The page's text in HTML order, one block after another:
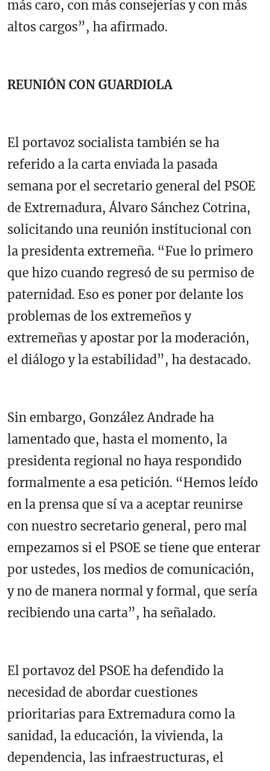
más caro, con más consejerías y con más
altos cargos”, ha afirmado.
REUNIÓN CON GUARDIOLA
El portavoz socialista también se ha
referido a la carta enviada la pasada
semana por el secretario general del PSOE
de Extremadura, Álvaro Sánchez Cotrina,
solicitando una reunión institucional con
la presidenta extremeña. “Fue lo primero
que hizo cuando regresó de su permiso de
paternidad. Eso es poner por delante los
problemas de los extremeños y
extremeñas y apostar por la moderación,
el diálogo y la estabilidad”, ha destacado.
Sin embargo, González Andrade ha
lamentado que, hasta el momento, la
presidenta regional no haya respondido
formalmente a esa petición. “Hemos leído
en la prensa que sí va a aceptar reunirse
con nuestro secretario general, pero mal
empezamos si el PSOE se tiene que enterar
por ustedes, los medios de comunicación,
y no de manera normal y formal, que sería
recibiendo una carta”, ha señalado.
El portavoz del PSOE ha defendido la
necesidad de abordar cuestiones
prioritarias para Extremadura como la
sanidad, la educación, la vivienda, la
dependencia, las infraestructuras, el